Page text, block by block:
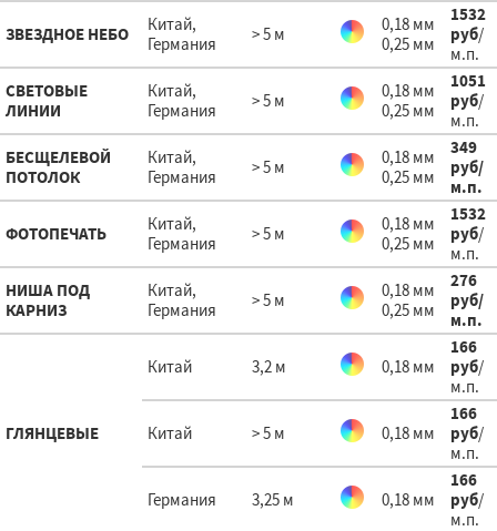
ЗВЕЗДНОЕ НЕБО
Китай,
Германия
> 5 м
0,18 мм
0,25 мм
1532
руб/
м.п.
СВЕТОВЫЕ
ЛИНИИ
Китай,
Германия
> 5 м
0,18 мм
0,25 мм
1051
руб/
м.п.
БЕСЩЕЛЕВОЙ
ПОТОЛОК
Китай,
Германия
> 5 м
0,18 мм
0,25 мм
349
руб/
м.п.
ФОТОПЕЧАТЬ
Китай,
Германия
> 5 м
0,18 мм
0,25 мм
1532
руб/
м.п.
НИША ПОД
КАРНИЗ
Китай,
Германия
> 5 м
0,18 мм
0,25 мм
276
руб/
м.п.
ГЛЯНЦЕВЫЕ
Китай 3,2 м 0,18 мм
166
руб/
м.п.
Китай > 5 м 0,18 мм
166
руб/
м.п.
Германия 3,25 м 0,18 мм
166
руб/
м.п.